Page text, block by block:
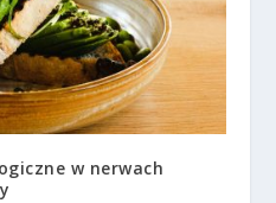
w nerwach